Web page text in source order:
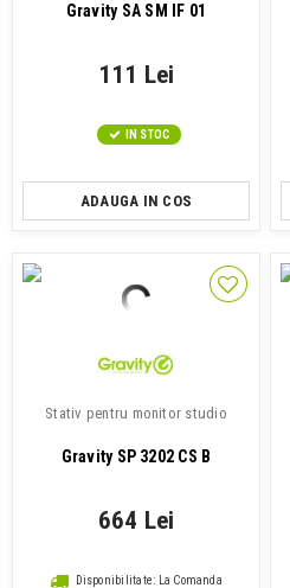
Gravity SA SM IF 01
111 Lei
IN STOC
ADAUGA IN COS
Stativ pentru monitor studio
Gravity SP 3202 CS B
664 Lei
Disponibilitate: La Comanda